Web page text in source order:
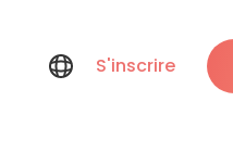
S'inscrire